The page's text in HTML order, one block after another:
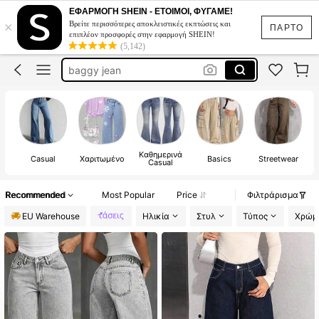
ΠΑΡΤΟ
×
ΕΦΑΡΜΟΓΗ SHEIN - ΕΤΟΙΜΟΙ, ΦΥΓΑΜΕ!
Βρείτε περισσότερες αποκλειστικές εκπτώσεις και
επιπλέον προσφορές στην εφαρμογή SHEIN!
(5,142)
τζιν
jeans
baggy jean
baggy jeans
τζιν
Casual Χαριτωμένο Καθημερινά
Casual Basics Streetwear
Recommended Most Popular Price
Φιλτράρισμα
EU Warehouse
Ηλικία Στυλ Τύπος